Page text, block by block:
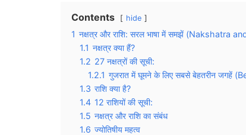
Contents hide
1 नक्षत्र और राशि: सरल भाषा में समझें (Nakshatra
1.1 नक्षत्र क्या हैं?
1.2 27 नक्षत्रों की सूची:
1.2.1 गुजरात में घूमने के लिए सबसे बेहतरीन जगहें
1.3 राशि क्या है?
1.4 12 राशियों की सूची:
1.5 नक्षत्र और राशि का संबंध
1.6 ज्योतिषीय महत्व